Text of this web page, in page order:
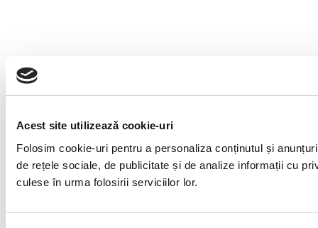
Acest site utilizează cookie-uri
Folosim cookie-uri pentru a personaliza conținutul și
de rețele sociale, de publicitate și de analize informații cu
culese în urma folosirii serviciilor lor.